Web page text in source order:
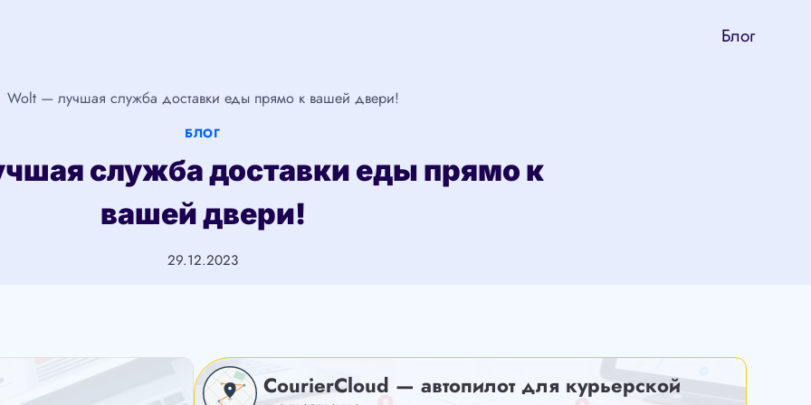
Блог
Wolt — лучшая служба доставки еды прямо к вашей двери!
БЛОГ
служба доставки еды прямо к
вашей двери!
29.12.2023
CourierCloud — автопилот для курьерской